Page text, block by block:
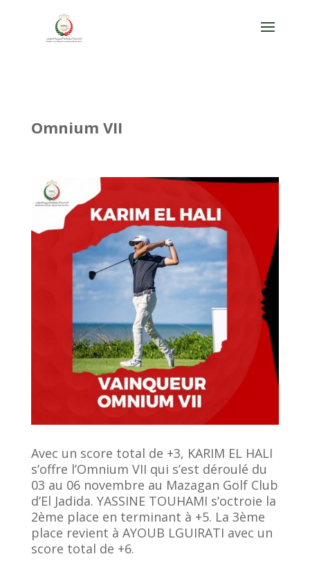
Omnium VII
Avec un score total de +3, KARIM EL HALI
s’offre l’Omnium VII qui s’est déroulé du
03 au 06 novembre au Mazagan Golf Club
d’El Jadida. YASSINE TOUHAMI s’octroie la
2ème place en terminant à +5. La 3ème
place revient à AYOUB LGUIRATI avec un
score total de +6.